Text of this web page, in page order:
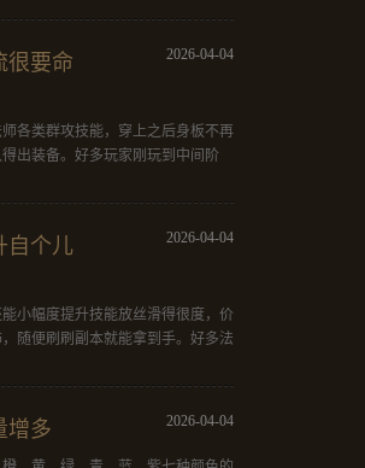
很要命
各类群攻技能，穿上之后身板不再
出装备。好多玩家刚玩到中间阶
2026-04-04
自个儿
小幅度提升技能放丝滑得很度，价
随便刷刷副本就能拿到手。好多法
2026-04-04
增多 2026-04-04